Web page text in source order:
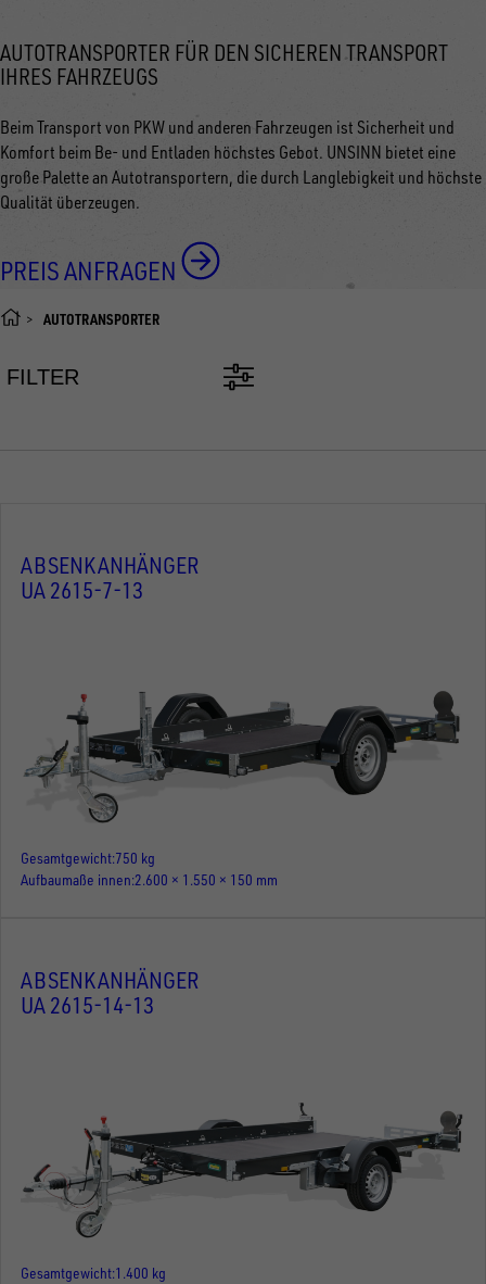
AUTOTRANSPORTER FÜR DEN SICHEREN TRANSPORT
IHRES FAHRZEUGS
Beim Transport von PKW und anderen Fahrzeugen ist Sicherheit und
Komfort beim Be- und Entladen höchstes Gebot. UNSINN bietet eine
große Palette an Autotransportern, die durch Langlebigkeit und höchste
Qualität überzeugen.
PREIS ANFRAGEN
AUTOTRANSPORTER
FILTER
ABSENKANHÄNGER
UA 2615-7-13
Gesamtgewicht 750 kg
Aufbaumaße innen 2.600 × 1.550 × 150 mm
ABSENKANHÄNGER
UA 2615-14-13
Gesamtgewicht 1.400 kg